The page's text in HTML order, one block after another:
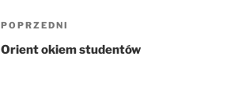
Nawigacja
wpisu
Poprzedni
wpis
POPRZEDNI
Orient okiem studentów